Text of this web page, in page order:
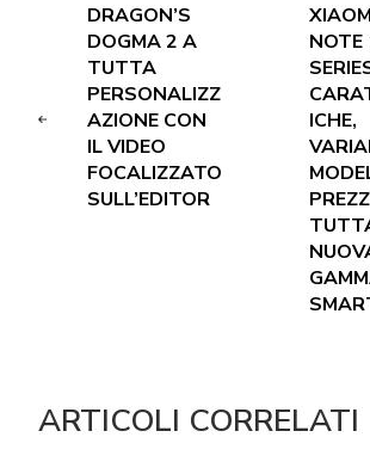
DRAGON’S
DOGMA 2 A
TUTTA
PERSONALIZZ
AZIONE CON
IL VIDEO
FOCALIZZATO
SULL’EDITOR
NOTE
ICHE,
ARTICOLI CORRELATI